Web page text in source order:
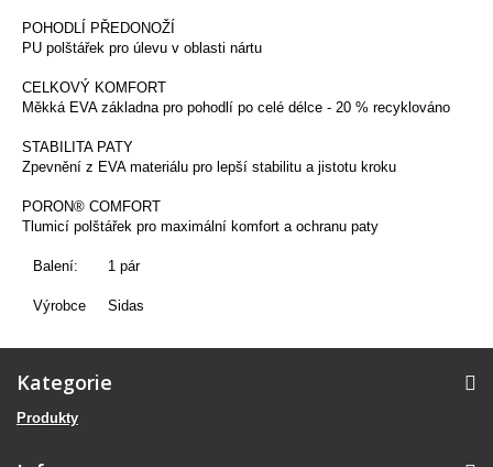
POHODLÍ PŘEDONOŽÍ
PU polštářek pro úlevu v oblasti nártu
CELKOVÝ KOMFORT
Měkká EVA základna pro pohodlí po celé délce - 20 % recyklováno
STABILITA PATY
Zpevnění z EVA materiálu pro lepší stabilitu a jistotu kroku
PORON® COMFORT
Tlumicí polštářek pro maximální komfort a ochranu paty
Balení: 1 pár
Výrobce Sidas
Kategorie
Produkty